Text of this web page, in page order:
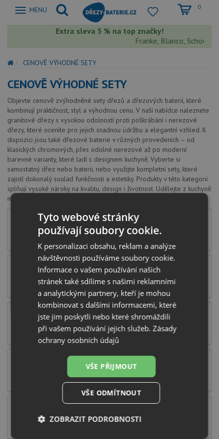
Zobrazit
MENU 0
Extra sleva 5 % na top značky!
Franke, Blanco, Schock,
CENOVĚ VÝHODNÉ SETY
CENOVĚ VÝHODNÉ SETY
Objevte cenově zvýhodněné sety dřezů a dřezových baterií, které
kombinují praktičnost, styl a výhodnou cenu. V naší nabídce naleznete
granitové dřezy s vysokou odolností proti poškrábání i nerezové
dřezy, které oceníte pro jejich snadnou údržbu a elegantní vzhled. K
dispozici jsou také dřezové baterie v různých provedeních – od
klasických chromových, přes odolné nerezové až po moderní
barevné varianty, které ladí s designem kuchyně. Vyberte si
samostatný dřez nebo baterii, nebo využijte kompletní sety, které
zajistí dokonalý soulad funkčnosti a estetiky. Produkty v této kategorii
splňují vysoké nároky na kvalitu, design i životnost. Udělejte z kuchyně
místo, kde se vám bude vařit s radostí.
Granitové dřezy s baterií
Nerezové dřezy s baterií
Tectonitové dřezy s baterií
Keramické dřezy s baterií
Tyto webové stránky
používají soubory cookie.
K personalizaci obsahu, reklam a analýze
návštěvnosti používáme soubory cookie.
Informace o vašem používání našich
stránek také sdílíme s našimi reklamními
a analytickými partnery, kteří je mohou
kombinovat s dalšími informacemi, které
jste jim poskytli nebo které shromáždili
při vašem používání jejich služeb.Zásady
ochrany osobních údajů
VŠE PŘIJMOUT
VŠE ODMÍTNOUT
ZOBRAZIT PODROBNOSTI